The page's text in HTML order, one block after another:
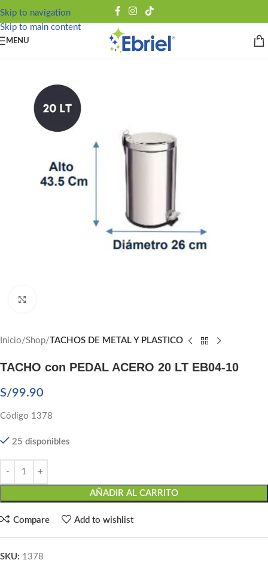
Skip to navigation
Skip to main content
MENU
Inicio Shop TACHOS DE METAL Y PLASTICO
TACHO con PEDAL ACERO 20 LT EB04-10
S/99.90
Código 1378
25 disponibles
AÑADIR AL CARRITO
Compare Add to wishlist
SKU: 1378